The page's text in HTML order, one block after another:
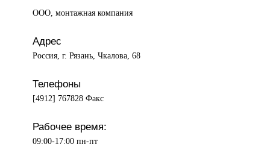
ООО, монтажнаякомпания
Адрес
Россия, г. Рязань, Чкалова, 68
Телефоны
[4912] 767828 Факс
Рабочее время:
09:00-17:00 пн-пт